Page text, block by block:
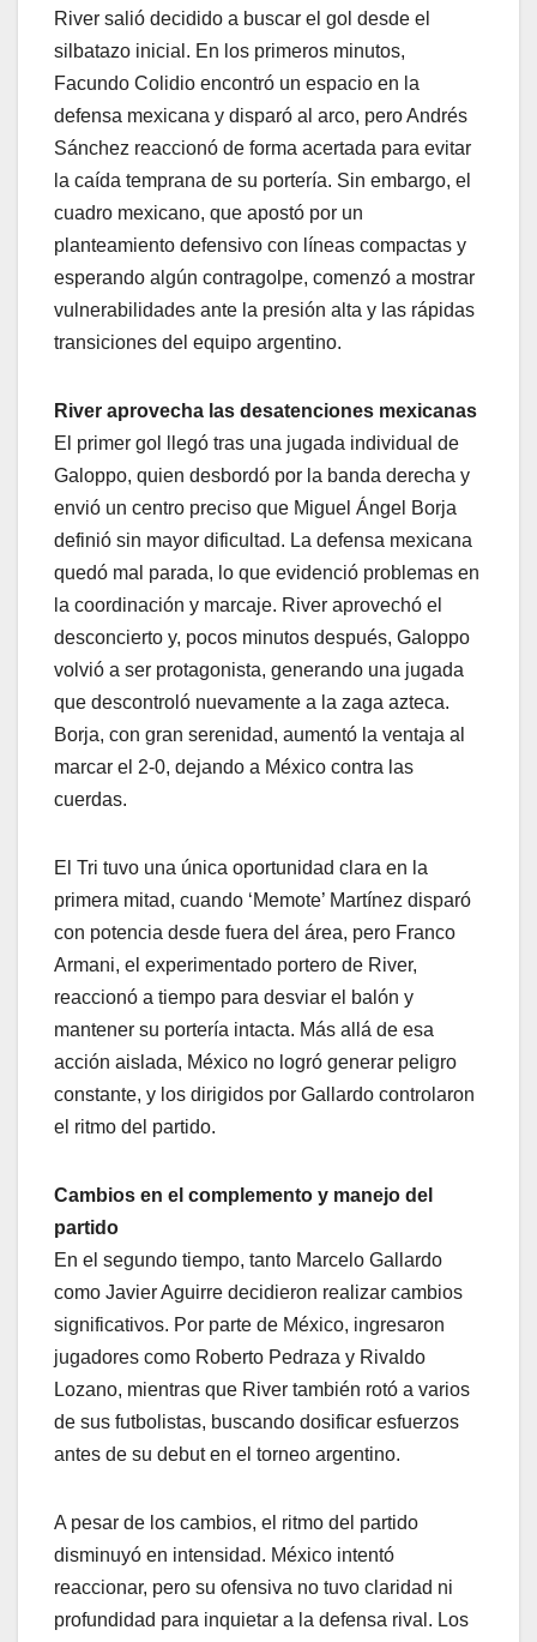
River salió decidido a buscar el gol desde el
silbatazo inicial. En los primeros minutos,
Facundo Colidio encontró un espacio en la
defensa mexicana y disparó al arco, pero Andrés
Sánchez reaccionó de forma acertada para evitar
la caída temprana de su portería. Sin embargo, el
cuadro mexicano, que apostó por un
planteamiento defensivo con líneas compactas y
esperando algún contragolpe, comenzó a mostrar
vulnerabilidades ante la presión alta y las rápidas
transiciones del equipo argentino.
River aprovecha las desatenciones mexicanas
El primer gol llegó tras una jugada individual de
Galoppo, quien desbordó por la banda derecha y
envió un centro preciso que Miguel Ángel Borja
definió sin mayor dificultad. La defensa mexicana
quedó mal parada, lo que evidenció problemas en
la coordinación y marcaje. River aprovechó el
desconcierto y, pocos minutos después, Galoppo
volvió a ser protagonista, generando una jugada
que descontroló nuevamente a la zaga azteca.
Borja, con gran serenidad, aumentó la ventaja al
marcar el 2-0, dejando a México contra las
cuerdas.
El Tri tuvo una única oportunidad clara en la
primera mitad, cuando ‘Memote’ Martínez disparó
con potencia desde fuera del área, pero Franco
Armani, el experimentado portero de River,
reaccionó a tiempo para desviar el balón y
mantener su portería intacta. Más allá de esa
acción aislada, México no logró generar peligro
constante, y los dirigidos por Gallardo controlaron
el ritmo del partido.
Cambios en el complemento y manejo del
partido
En el segundo tiempo, tanto Marcelo Gallardo
como Javier Aguirre decidieron realizar cambios
significativos. Por parte de México, ingresaron
jugadores como Roberto Pedraza y Rivaldo
Lozano, mientras que River también rotó a varios
de sus futbolistas, buscando dosificar esfuerzos
antes de su debut en el torneo argentino.
A pesar de los cambios, el ritmo del partido
disminuyó en intensidad. México intentó
reaccionar, pero su ofensiva no tuvo claridad ni
profundidad para inquietar a la defensa rival. Los